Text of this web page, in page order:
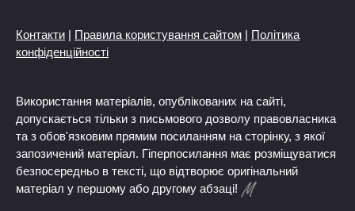
Контакти | Правила користування сайтом | Політика
конфіденційності
Використання матеріалів, опублікованих на сайті,
допускається тільки з письмового дозволу правовласника
та з обов'язковим прямим посиланням на сторінку, з якої
запозичений матеріал. Гіперпосилання має розміщуватися
безпосередньо в тексті, що відтворює оригінальний
матеріал у першому або другому абзаці!